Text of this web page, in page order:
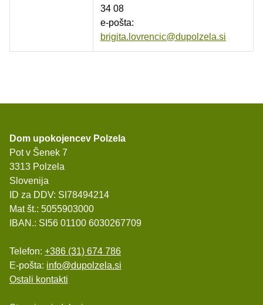
34 08
e-pošta:
brigita.lovrencic@dupolzela.si
Dom upokojencev Polzela
Pot v Šenek 7
3313 Polzela
Slovenija
ID za DDV: SI78494214
Mat št.: 5055903000
IBAN.: SI56 01100 6030267709
Telefon: +386 (31) 674 786
E-pošta: info@dupolzela.si
Ostali kontakti